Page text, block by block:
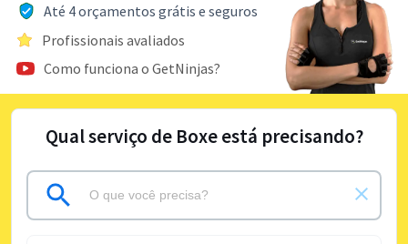
Até 4 orçamentos grátis e seguros
Profissionais avaliados
Como funciona o GetNinjas?
Qual serviço de Boxe está precisando?